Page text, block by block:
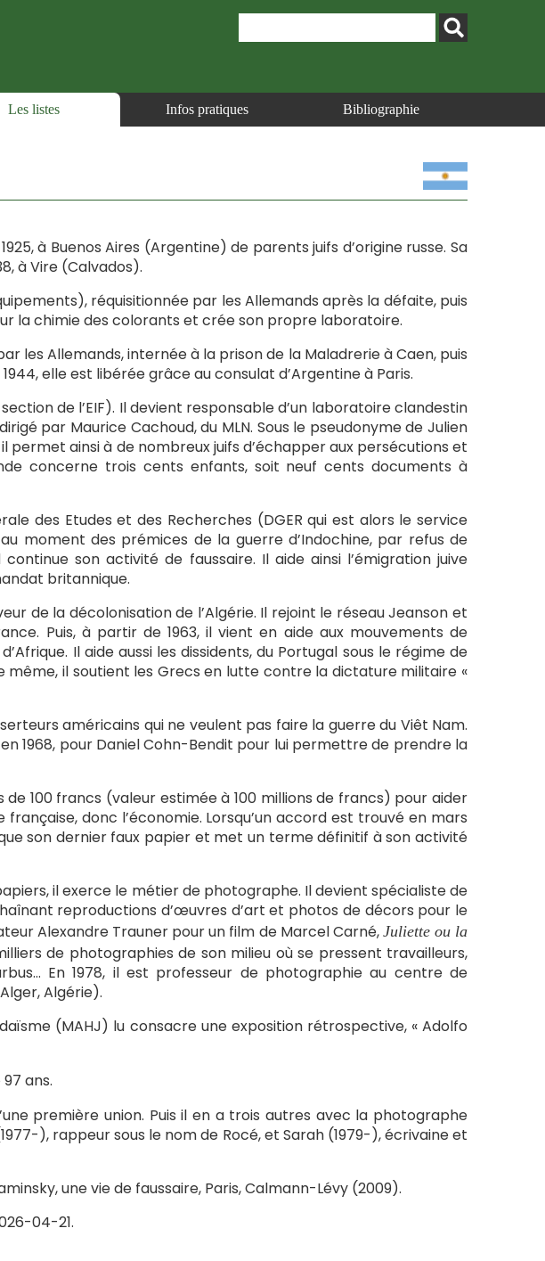
Les listes Infos pratiques Bibliographie
à Buenos Aires (Argentine) de parents juifs d’origine russe. Sa
à Vire (Calvados).
réquisitionnée par les Allemands après la défaite, puis
la chimie des colorants et crée son propre laboratoire.
les Allemands, internée à la prison de la Maladrerie à Caen, puis
elle est libérée grâce au consulat d’Argentine à Paris.
de l’EIF). Il devient responsable d’un laboratoire clandestin
par Maurice Cachoud, du MLN. Sous le pseudonyme de Julien
il permet ainsi à de nombreux juifs d’échapper aux persécutions et
concerne trois cents enfants, soit neuf cents documents à
des Etudes et des Recherches (DGER qui est alors le service
moment des prémices de la guerre d’Indochine, par refus de
son activité de faussaire. Il aide ainsi l’émigration juive
britannique.
de la décolonisation de l’Algérie. Il rejoint le réseau Jeanson et
Puis, à partir de 1963, il vient en aide aux mouvements de
Il aide aussi les dissidents, du Portugal sous le régime de
même, il soutient les Grecs en lutte contre la dictature militaire «
américains qui ne veulent pas faire la guerre du Viêt Nam.
1968, pour Daniel Cohn-Bendit pour lui permettre de prendre la
de 100 francs (valeur estimée à 100 millions de francs) pour aider
donc l’économie. Lorsqu’un accord est trouvé en mars
son dernier faux papier et met un terme définitif à son activité
il exerce le métier de photographe. Il devient spécialiste de
reproductions d’œuvres d’art et photos de décors pour le
Alexandre Trauner pour un film de Marcel Carné,Juliette ou la
de photographies de son milieu où se pressent travailleurs,
En 1978, il est professeur de photographie au centre de
Algérie).
(MAHJ) lu consacre une exposition rétrospective, « Adolfo
97 ans.
première union. Puis il en a trois autres avec la photographe
), rappeur sous le nom de Rocé, et Sarah (1979-), écrivaine et
une vie de faussaire, Paris, Calmann-Lévy (2009).
04-21.